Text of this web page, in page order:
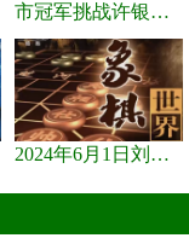
市冠军挑战许银川，急进中兵变化真激烈！
2024年6月1日刘君、蒋川讲解第三届上海杯象棋大师赛谢靖与李少庚...